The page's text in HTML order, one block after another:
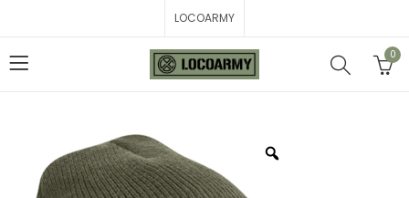
LOCOARMY
0